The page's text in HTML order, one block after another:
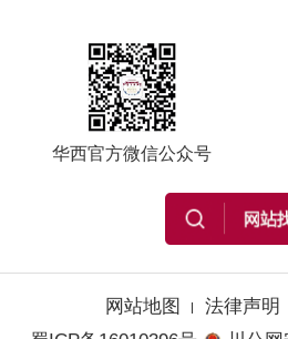
华西官方微信公众号
网站地图 法律声明